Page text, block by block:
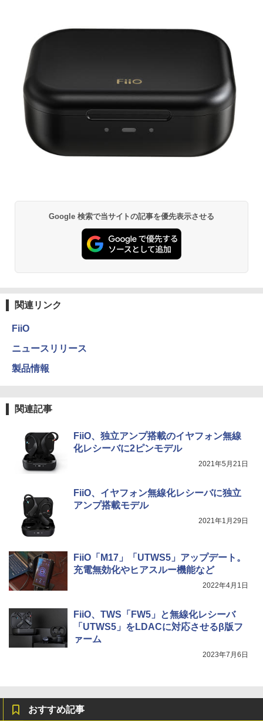
Google 検索で当サイトの記事を優先表示させる
関連リンク
FiiO
ニュースリリース
製品情報
関連記事
FiiO、独立アンプ搭載のイヤフォン無線
化レシーバに2ピンモデル
2021年5月21日
FiiO、イヤフォン無線化レシーバに独立
アンプ搭載モデル
2021年1月29日
FiiO「M17」「UTWS5」アップデート。
充電無効化やヒアスルー機能など
2022年4月1日
FiiO、TWS「FW5」と無線化レシーバ
「UTWS5」をLDACに対応させるβ版フ
ァーム
2023年7月6日
おすすめ記事